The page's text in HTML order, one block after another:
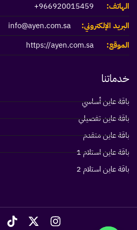
الهاتف:
966920015459+
البريد الإلكتروني:
info@ayen.com.sa
الموقع:
https://ayen.com.sa
خدماتنا
باقة عاين أساسي
باقة عاين تفصيلي
باقة عاين متقدم
باقة عاين استلام 1
باقة عاين استلام 2